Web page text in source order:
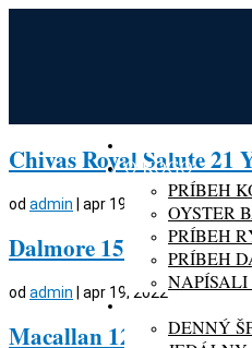
O KOGO
PRÍBEH
OYSTER
PRÍBEH
PRÍBEH
NAPÍSALI
MENU
DENNÝ
Chivas Royal Salute 21
od admin apr 19, 2022
Dalmore 15Yo, Single
od admin apr 19, 2022
Macallan 12Yo, Single